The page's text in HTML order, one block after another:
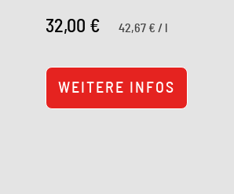
32,00 € 42,67 € /
WEITERE INFOS